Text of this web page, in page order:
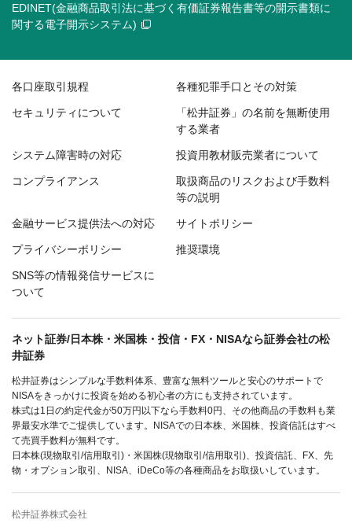
EDINET(金融商品取引法に基づく有価証券報告書等の開示書類に
関する電子開示システム)
各口座取引規程 各種犯罪手口とその対策
セキュリティについて
「松井証券」の名前を無断使用
する業者
システム障害時の対応 投資用教材販売業者について
コンプライアンス
取扱商品のリスクおよび手数料
等の説明
金融サービス提供法への対応 サイトポリシー
プライバシーポリシー 推奨環境
SNS等の情報発信サービスに
ついて
ネット証券/日本株・米国株・投信・FX・NISAなら証券会社の松
井証券
松井証券はシンプルな手数料体系、豊富な無料ツールと安心のサポートで
NISAをきっかけに投資を始める初心者の方にも支持されています。
株式は1日の約定代金が50万円以下なら手数料0円、その他商品の手数料も業
界最安水準でご提供しています。NISAでの日本株、米国株、投資信託はすべ
て売買手数料が無料です。
日本株(現物取引/信用取引)・米国株(現物取引/信用取引)、投資信託、FX、先
物・オプション取引、NISA、iDeCo等の各種商品をお取扱いしています。
松井証券株式会社